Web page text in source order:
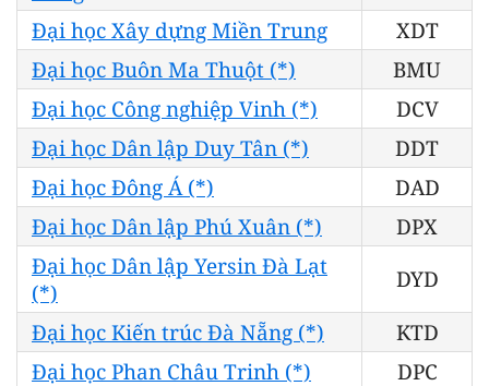
Đại học Xây dựng Miền Trung
XDT
Đại học Buôn Ma Thuột (*)
BMU
Đại học Công nghiệp Vinh (*)
DCV
Đại học Dân lập Duy Tân (*)
DDT
Đại học Đông Á (*)
DAD
Đại học Dân lập Phú Xuân (*)
DPX
Đại học Dân lập Yersin Đà Lạt
(*)
DYD
Đại học Kiến trúc Đà Nẵng (*)
KTD
Đại học Phan Châu Trinh (*)
DPC